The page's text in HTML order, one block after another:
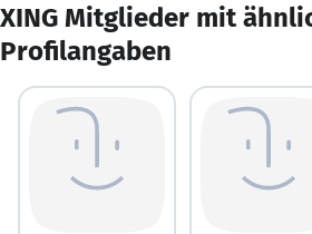
XING Mitglieder mit
Profilangaben